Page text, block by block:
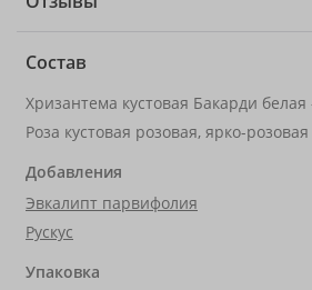
Состав
Хризантема кустовая Бакарди белая
Роза кустовая розовая, ярко-
Добавления
Эвкалипт парвифолия
Рускус
Упаковка